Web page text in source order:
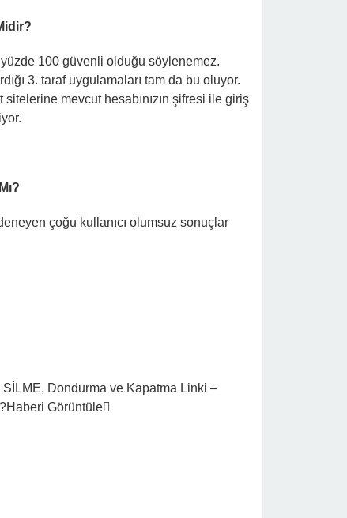
100 güvenli olduğu söylenemez.
3. taraf uygulamaları tam da bu oluyor.
mevcut hesabınızın şifresi ile giriş
çoğu kullanıcı olumsuz sonuçlar
SİLME, Dondurma ve Kapatma Linki –
Haberi Görüntüle